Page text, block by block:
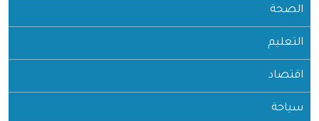
الصحة
التعليم
اقتصاد
سياحة